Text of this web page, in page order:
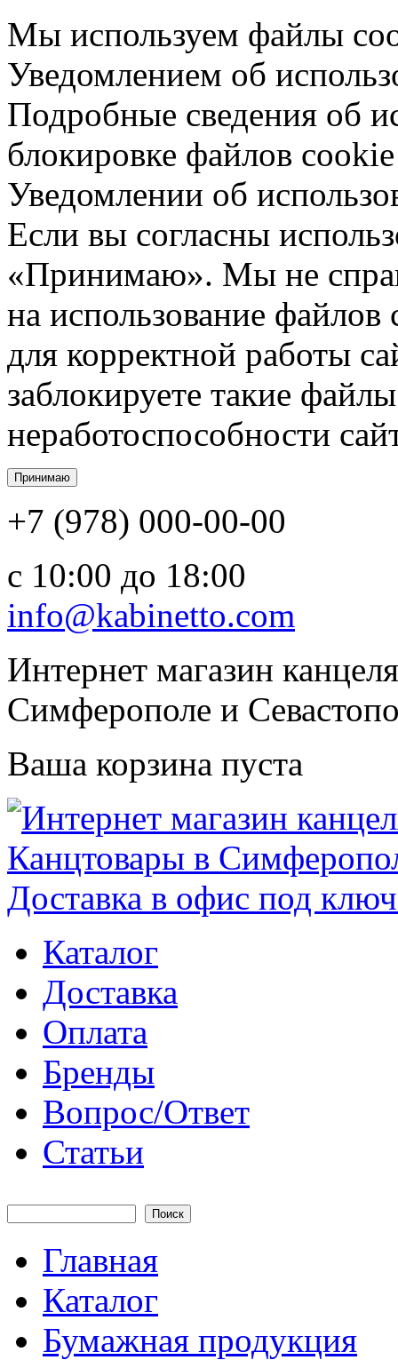
Мы используем файлы
Уведомлением об
Подробные сведения об
блокировке файлов
Уведомлении об
Если вы согласны
«Принимаю». Мы не
на использование
для корректной работы
заблокируете такие
неработоспособности
+7 (978) 000-00-00
c 10:00 до 18:00
info@kabinetto.com
Интернет магазин
Симферополе и
Ваша корзина пуста
Каталог
Доставка
Оплата
Бренды
Вопрос/Ответ
Статьи
Форма поиска
Главная
Каталог
Бумажная продукция